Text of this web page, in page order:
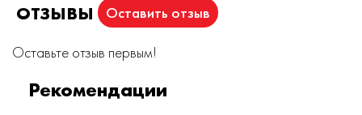
ОТЗЫВЫ Оставить отзыв
Оставьте отзыв первым!
Рекомендации